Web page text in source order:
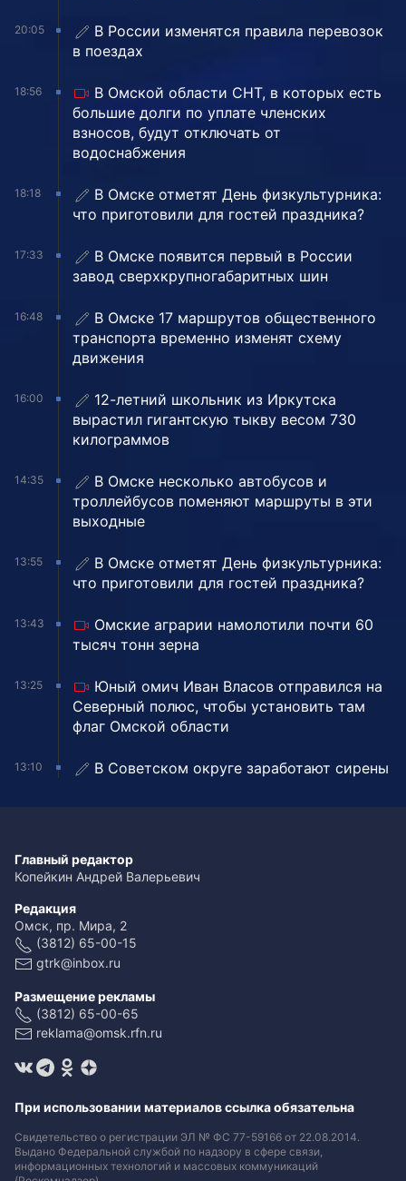
20:05
В России изменятся правила перевозок
в поездах
18:56
В Омской области СНТ, в которых есть
большие долги по уплате членских
взносов, будут отключать от
водоснабжения
18:18
В Омске отметят День физкультурника:
что приготовили для гостей праздника?
17:33
В Омске появится первый в России
завод сверхкрупногабаритных шин
16:48
В Омске 17 маршрутов общественного
транспорта временно изменят схему
движения
16:00
12-летний школьник из Иркутска
вырастил гигантскую тыкву весом 730
килограммов
14:35
В Омске несколько автобусов и
троллейбусов поменяют маршруты в эти
выходные
13:55
В Омске отметят День физкультурника:
что приготовили для гостей праздника?
13:43
Омские аграрии намолотили почти 60
тысяч тонн зерна
13:25
Юный омич Иван Власов отправился на
Северный полюс, чтобы установить там
флаг Омской области
13:10 В Советском округе заработают сирены
Главный редактор
Копейкин Андрей Валерьевич
Редакция
Омск, пр. Мира, 2
(3812) 65-00-15
gtrk@inbox.ru
Размещение рекламы
(3812) 65-00-65
reklama@omsk.rfn.ru
При использовании материалов ссылка обязательна
Свидетельство о регистрации ЭЛ № ФС 77-59166 от 22.08.2014.
Выдано Федеральной службой по надзору в сфере связи,
информационных технологий и массовых коммуникаций